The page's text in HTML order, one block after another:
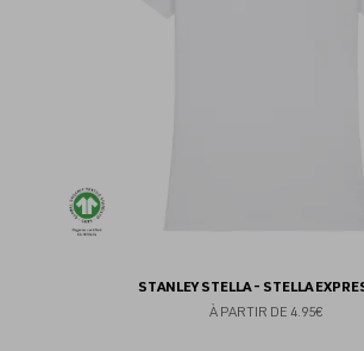
STANLEY STELLA - STELLA
À PARTIR DE 4.95€